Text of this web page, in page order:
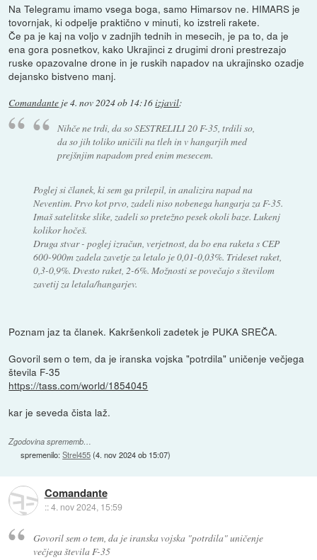
Na Telegramu imamo vsega boga, samo Himarsov ne. HIMARS je
tovornjak, ki odpelje praktično v minuti, ko izstreli rakete.
Če pa je kaj na voljo v zadnjih tednih in mesecih, je pa to, da je
ena gora posnetkov, kako Ukrajinci z drugimi droni prestrezajo
ruske opazovalne drone in je ruskih napadov na ukrajinsko ozadje
dejansko bistveno manj.
Comandante je4. nov 2024 ob 14:16izjavil:
Nihče ne trdi, da so SESTRELILI 20 F-35, trdili so,
da so jih toliko uničili na tleh in v hangarjih med
prejšnjim napadom pred enim mesecem.
Poglej si članek, ki sem ga prilepil, in analizira napad na
Neventim. Prvo kot prvo, zadeli niso nobenega hangarja za F-35.
Imaš satelitske slike, zadeli so pretežno pesek okoli baze. Lukenj
kolikor hočeš.
Druga stvar - poglej izračun, verjetnost, da bo ena raketa s CEP
600-900m zadela zavetje za letalo je 0,01-0,03%. Trideset raket,
0,3-0,9%. Dvesto raket, 2-6%. Možnosti se povečajo s številom
zavetij za letala/hangarjev.
Poznam jaz ta članek. Kakršenkoli zadetek je PUKA SREČA.
Govoril sem o tem, da je iranska vojska "potrdila" uničenje večjega
števila F-35
https://tass.com/world/1854045
kar je seveda čista laž.
Zgodovina sprememb…
spremenilo:Strel455(4. nov 2024 ob 15:07)
Comandante
::4. nov 2024, 15:59
Govoril sem o tem, da je iranska vojska "potrdila" uničenje
večjega števila F-35